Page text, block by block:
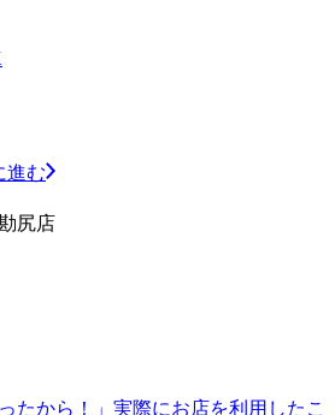
進む
尻店
たから！」実際にお店を利用したこ